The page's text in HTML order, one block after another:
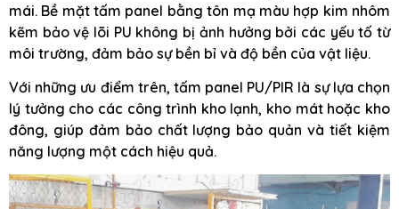
mái. Bề mặt tấm panel bằng tôn mạ màu hợp kim nhôm
kẽm bảo vệ lõi PU không bị ảnh hưởng bởi các yếu tố từ
môi trường, đảm bảo sự bền bỉ và độ bền của vật liệu.
Với những ưu điểm trên, tấm panel PU/PIR là sự lựa chọn
lý tưởng cho các công trình kho lạnh, kho mát hoặc kho
đông, giúp đảm bảo chất lượng bảo quản và tiết kiệm
năng lượng một cách hiệu quả.